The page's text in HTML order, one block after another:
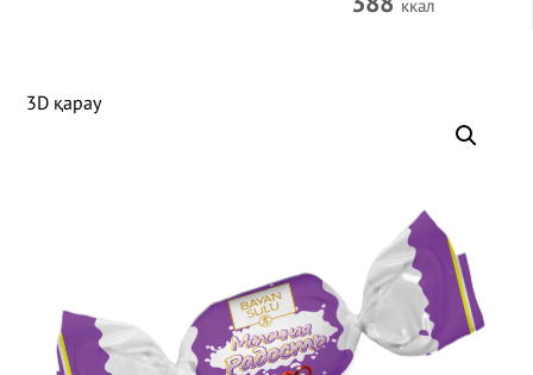
ккал
3D қарау